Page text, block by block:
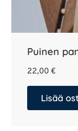
Puinen
22,00 €
Lisää